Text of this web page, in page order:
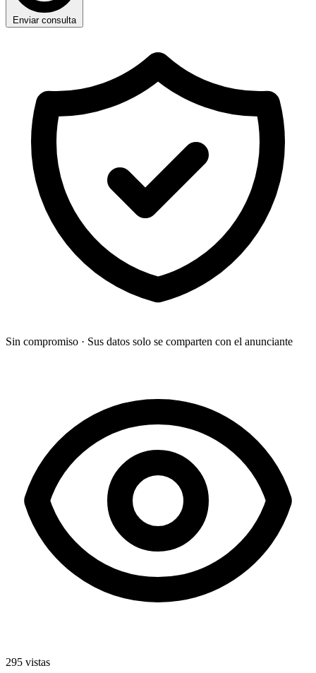
Enviar consulta
Sin compromiso · Sus datos solo se comparten con el anunciante
295 vistas